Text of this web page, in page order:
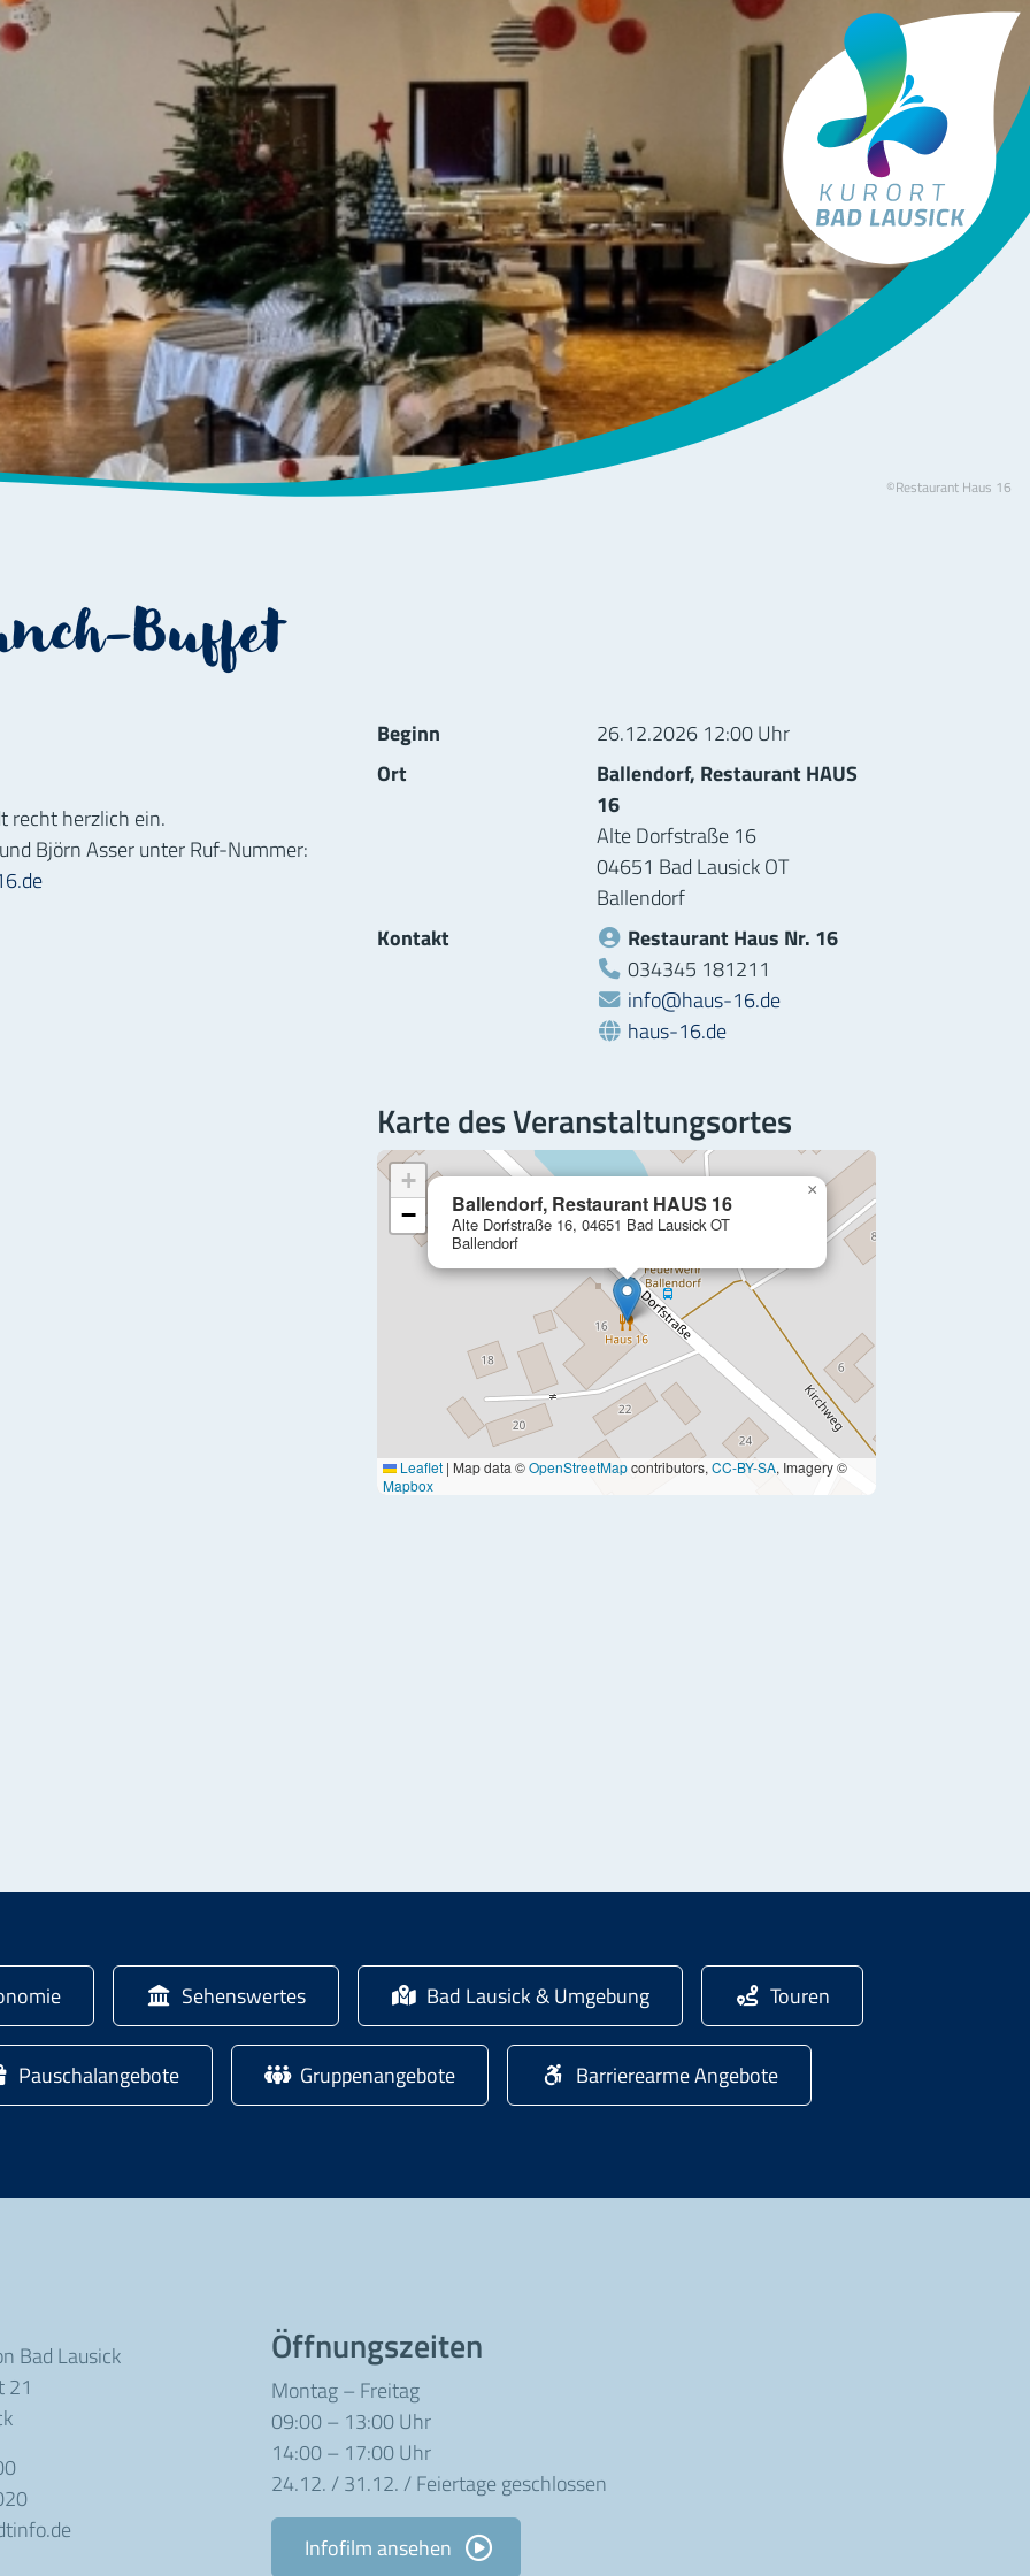
Tourismus Bad Lausick
©Restaurant Haus 16
Buffet
recht herzlich ein.
Björn Asser unter Ruf-Nummer:
Informationen zur Veranstaltung
Beginn
26.12.2026 12:00 Uhr
Ort
Ballendorf, Restaurant HAUS
16
Alte Dorfstraße 16
04651 Bad Lausick OT
Ballendorf
Kontakt
Restaurant Haus Nr. 16
Telefon:
034345 181211
info@haus-16.de
Webseite:
haus-16.de
Karte des Veranstaltungsortes
Ballendorf, Restaurant HAUS 16
Alte Dorfstraße 16, 04651 Bad Lausick OT
Ballendorf
×
+
−
Leaflet | Map data ©OpenStreetMapcontributors, CC-BY-SA, Imagery ©
Mapbox
Sehenswertes Bad Lausick & Umgebung Touren
Pauschalangebote Gruppenangebote Barrierearme Angebote
Bad Lausick
21
Öffnungszeiten
Montag – Freitag
09:00 – 13:00 Uhr
14:00 – 17:00 Uhr
24.12. / 31.12. / Feiertage geschlossen
Infofilm ansehen